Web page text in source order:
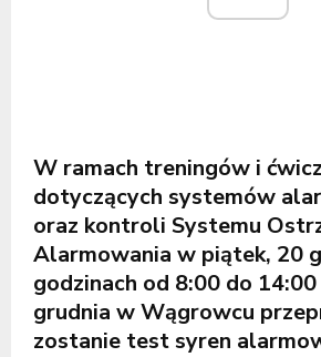
W ramach treningów i
dotyczących systemów
oraz kontroli Systemu
Alarmowania w piątek, 20
godzinach od 8:00 do
grudnia w Wągrowcu
zostanie test syren